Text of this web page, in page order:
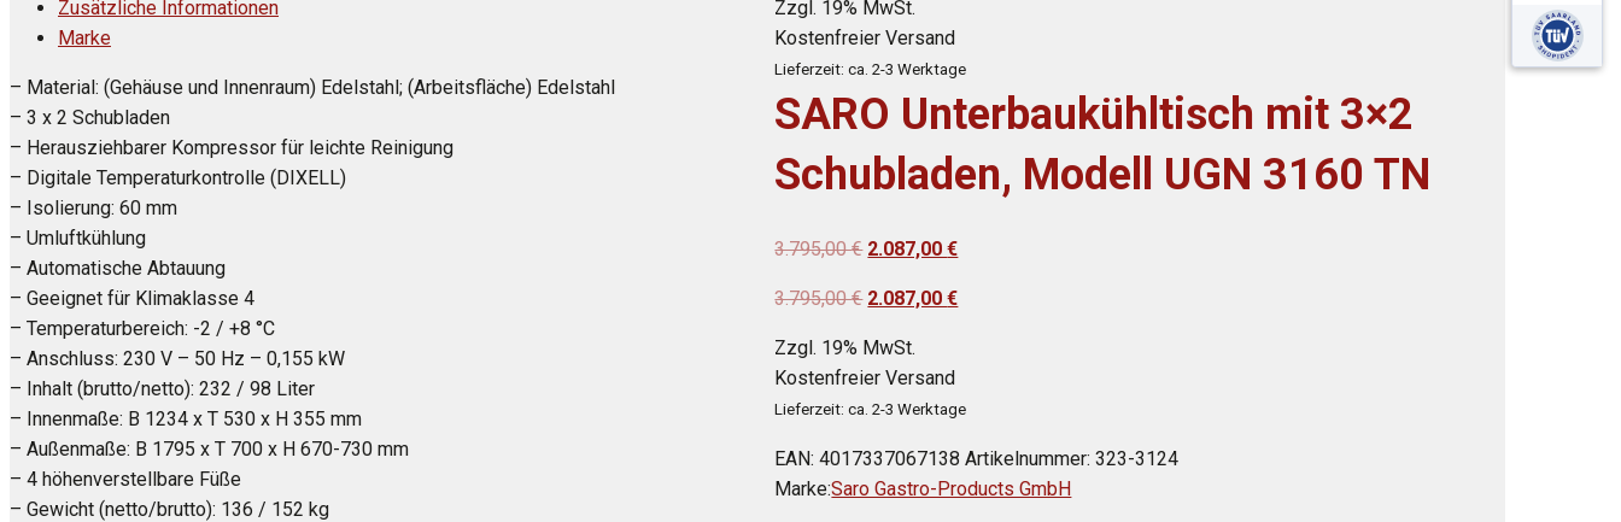
war:
3.795,00 €
Zzgl. 19% MwSt.
Kostenfreier Versand
Lieferzeit: ca. 2-3 Werktage
SARO Unterbaukühltisch mit 3×2
Schubladen, Modell UGN 3160 TN
3.795,00€ Ursprünglicher
war:
3.795,00 €
2.087,00€Aktueller
ist:
3.795,00€ Ursprünglicher
war:
3.795,00 €
2.087,00€Aktueller
Zzgl. 19% MwSt.
Kostenfreier Versand
Lieferzeit: ca. 2-3 Werktage
EAN:4017337067138 Artikelnummer:323-3124
Marke:Saro Gastro-Products GmbH
Zusätzliche Informationen
Marke
– Material: (Gehäuse und Innenraum) Edelstahl; (Arbeitsfläche) Edelstahl
– 3 x 2 Schubladen
– Herausziehbarer Kompressor für leichte Reinigung
– Digitale Temperaturkontrolle (DIXELL)
– Isolierung: 60 mm
– Umluftkühlung
– Automatische Abtauung
– Geeignet für Klimaklasse 4
– Temperaturbereich: -2 / +8 °C
– Anschluss: 230 V – 50 Hz – 0,155 kW
– Inhalt (brutto/netto): 232 / 98 Liter
– Innenmaße: B 1234 x T 530 x H 355 mm
– Außenmaße: B 1795 x T 700 x H 670-730 mm
– 4 höhenverstellbare Füße
– Gewicht (netto/brutto): 136 / 152 kg